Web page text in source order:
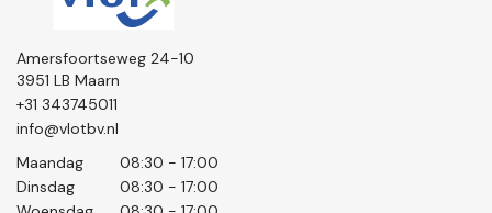
Amersfoortseweg 24-10
3951 LB Maarn
+31 343745011
info@vlotbv.nl
Maandag
08:30 - 17:00
Dinsdag
08:30 - 17:00